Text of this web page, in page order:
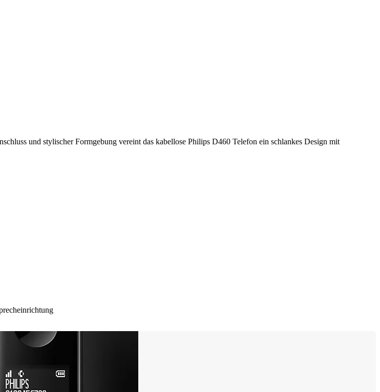
und stylischer Formgebung vereint das kabellose Philips D460 Telefon ein schlankes Design mit